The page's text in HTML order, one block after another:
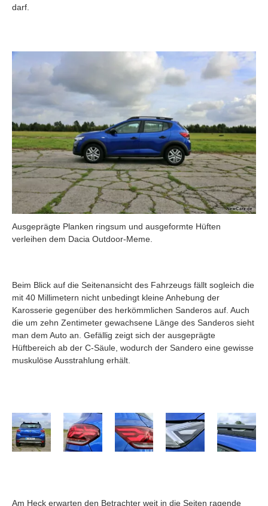
darf.
Ausgeprägte Planken ringsum und ausgeformte Hüften
verleihen dem Dacia Outdoor-Meme.
Beim Blick auf die Seitenansicht des Fahrzeugs fällt sogleich die
mit 40 Millimetern nicht unbedingt kleine Anhebung der
Karosserie gegenüber des herkömmlichen Sanderos auf. Auch
die um zehn Zentimeter gewachsene Länge des Sanderos sieht
man dem Auto an. Gefällig zeigt sich der ausgeprägte
Hüftbereich ab der C-Säule, wodurch der Sandero eine gewisse
muskulöse Ausstrahlung erhält.
Am Heck erwarten den Betrachter weit in die Seiten ragende